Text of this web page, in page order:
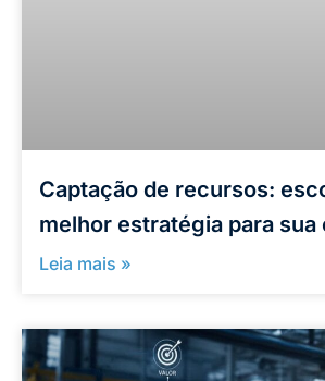
Captação de recursos:
melhor estratégia para sua
Leia mais »